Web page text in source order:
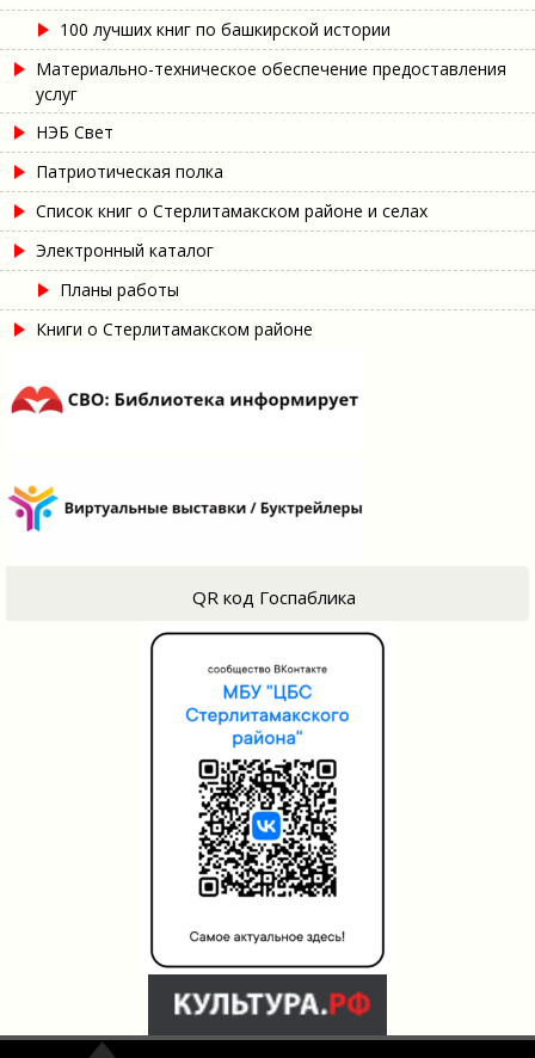
100 лучших книг по башкирской истории
Материально-техническое обеспечение предоставления
услуг
НЭБ Свет
Патриотическая полка
Список книг о Стерлитамакском районе и селах
Электронный каталог
Планы работы
Книги о Стерлитамакском районе
QR код Госпаблика